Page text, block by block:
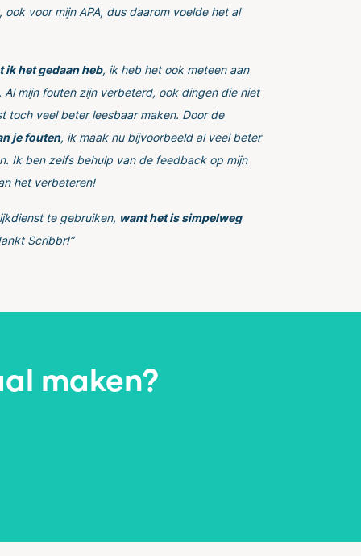
voor mijn APA, dus daarom voelde het al
het gedaan heb, ik heb het ook meteen aan
mijn fouten zijn verbeterd, ook dingen die niet
toch veel beter leesbaar maken. Door de
je fouten, ik maak nu bijvoorbeeld al veel beter
Ik ben zelfs behulp van de feedback op mijn
het verbeteren!
te gebruiken, want het is simpelweg
Scribbr!”
maken?